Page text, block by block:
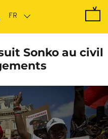
Sonko au civil